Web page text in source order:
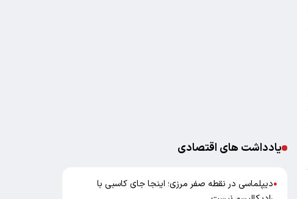
یادداشت های اقتصادی
●دیپلماسی در نقطه صفر مرزی؛ اینجا جای کاسبی با